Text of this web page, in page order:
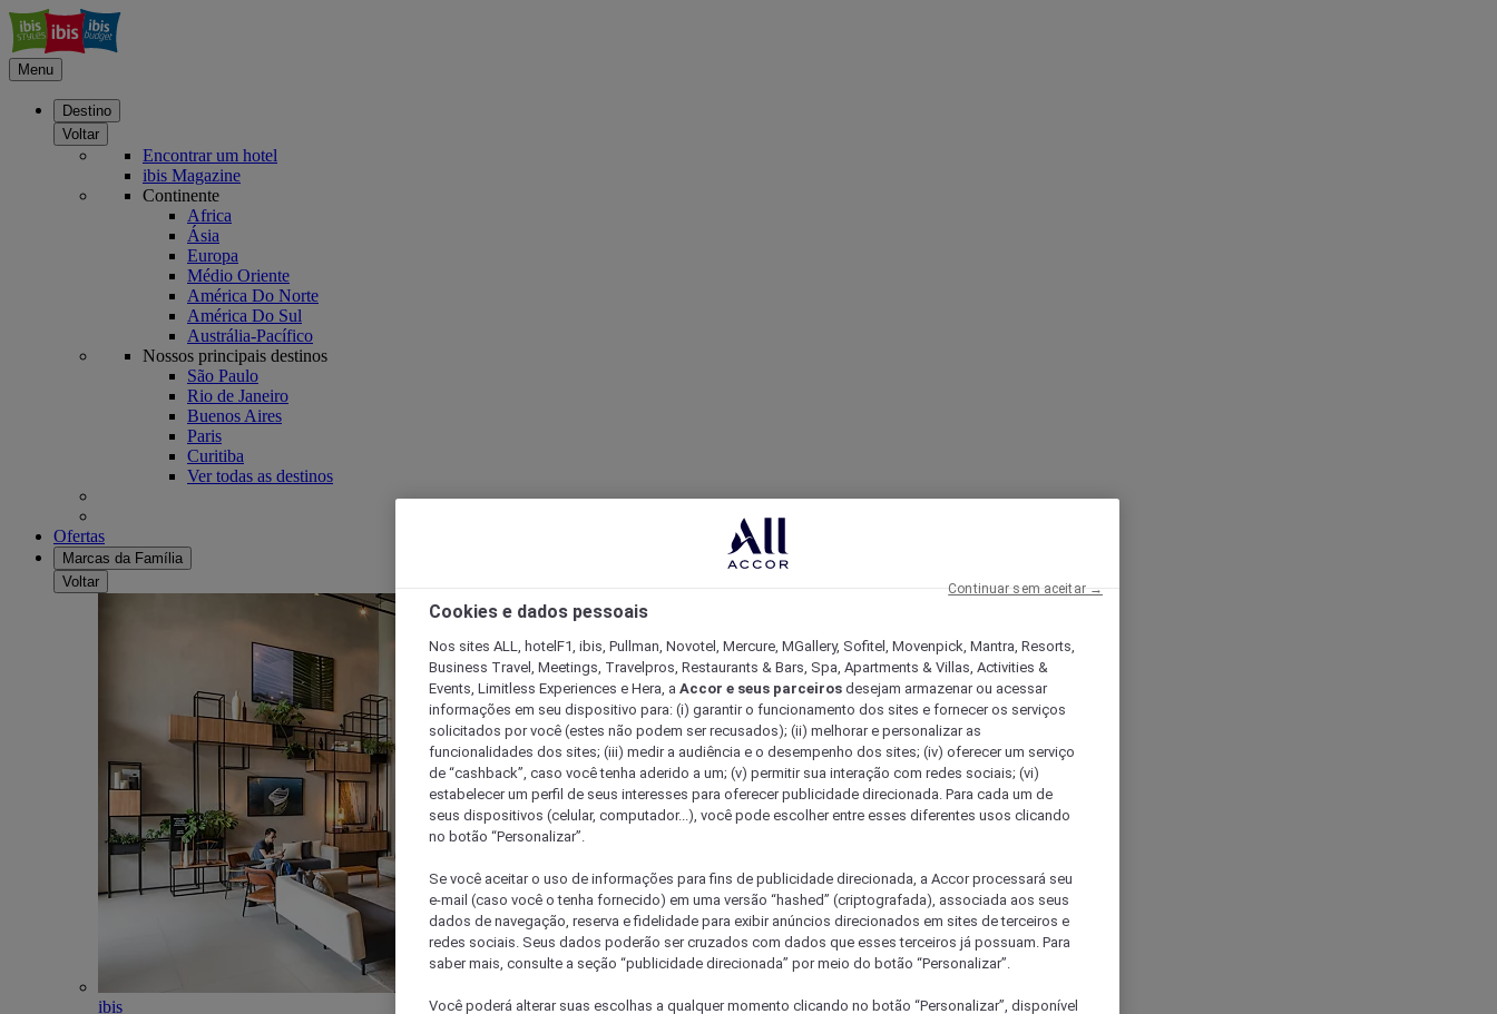
Menu
Destino
Voltar
Encontrar um hotel
ibis Magazine
Continente
Africa
Ásia
Europa
Médio Oriente
América Do Norte
América Do Sul
Austrália-Pacífico
Nossos principais destinos
São Paulo
Rio de Janeiro
Buenos Aires
Paris
Curitiba
Ver todas as destinos
Ofertas
Marcas da Família
Voltar
ibis
Cookies e dados pessoais
Nos sites ALL, hotelF1, ibis, Pullman, Novotel, Mercure, MGallery, Sofitel, Movenpick, Mantra, Resorts,
Business Travel, Meetings, Travelpros, Restaurants & Bars, Spa, Apartments & Villas, Activities &
Events, Limitless Experiences e Hera, a Accor e seus parceiros desejam armazenar ou acessar
informações em seu dispositivo para: (i) garantir o funcionamento dos sites e fornecer os serviços
solicitados por você (estes não podem ser recusados); (ii) melhorar e personalizar as
funcionalidades dos sites; (iii) medir a audiência e o desempenho dos sites; (iv) oferecer um serviço
de “cashback”, caso você tenha aderido a um; (v) permitir sua interação com redes sociais; (vi)
estabelecer um perfil de seus interesses para oferecer publicidade direcionada. Para cada um de
seus dispositivos (celular, computador...), você pode escolher entre esses diferentes usos clicando
no botão “Personalizar”.
Se você aceitar o uso de informações para fins de publicidade direcionada, a Accor processará seu
e-mail (caso você o tenha fornecido) em uma versão “hashed” (criptografada), associada aos seus
dados de navegação, reserva e fidelidade para exibir anúncios direcionados em sites de terceiros e
redes sociais. Seus dados poderão ser cruzados com dados que esses terceiros já possuam. Para
saber mais, consulte a seção “publicidade direcionada” por meio do botão “Personalizar”.
Você poderá alterar suas escolhas a qualquer momento clicando no botão “Personalizar”, disponível
Continuar sem aceitar →